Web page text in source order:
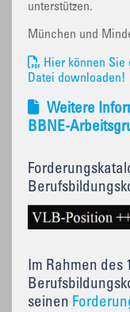
unterstützen.
München und
Hier können Sie
Datei downloaden!
Weitere
BBNE-
Im Rahmen des
seinen